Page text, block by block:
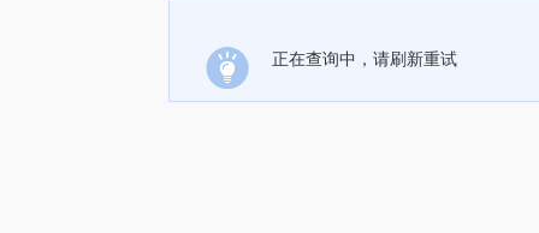
正在查询中，请刷新重试